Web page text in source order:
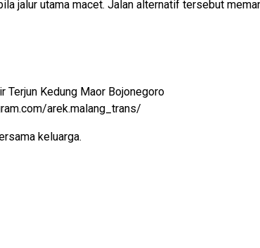
jalur utama macet. Jalan alternatif tersebut
arek.malang_trans/
keluarga.